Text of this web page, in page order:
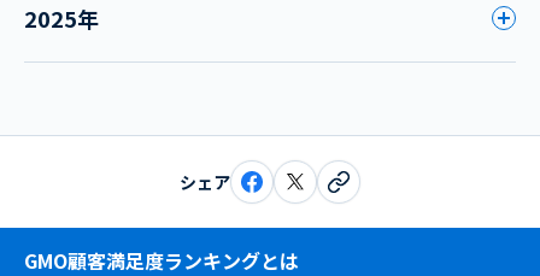
2025年
シェア
GMO顧客満足度ランキングとは